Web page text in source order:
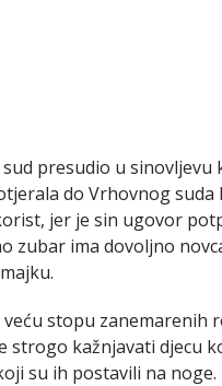
presudio u sinovljevu
do Vrhovnog suda
jer je sin ugovor
zubar ima dovoljno
veću stopu zanemarenih
strogo kažnjavati djecu
su ih postavili na noge.